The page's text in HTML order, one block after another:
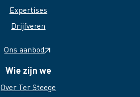
Expertises
Drijfveren
Ons aanbod
Wie zijn we
Over Ter Steege